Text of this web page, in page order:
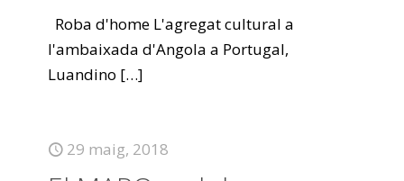
Roba d'home L'agregat cultural a
l'ambaixada d'Angola a Portugal,
Luandino […]
29 maig, 2018